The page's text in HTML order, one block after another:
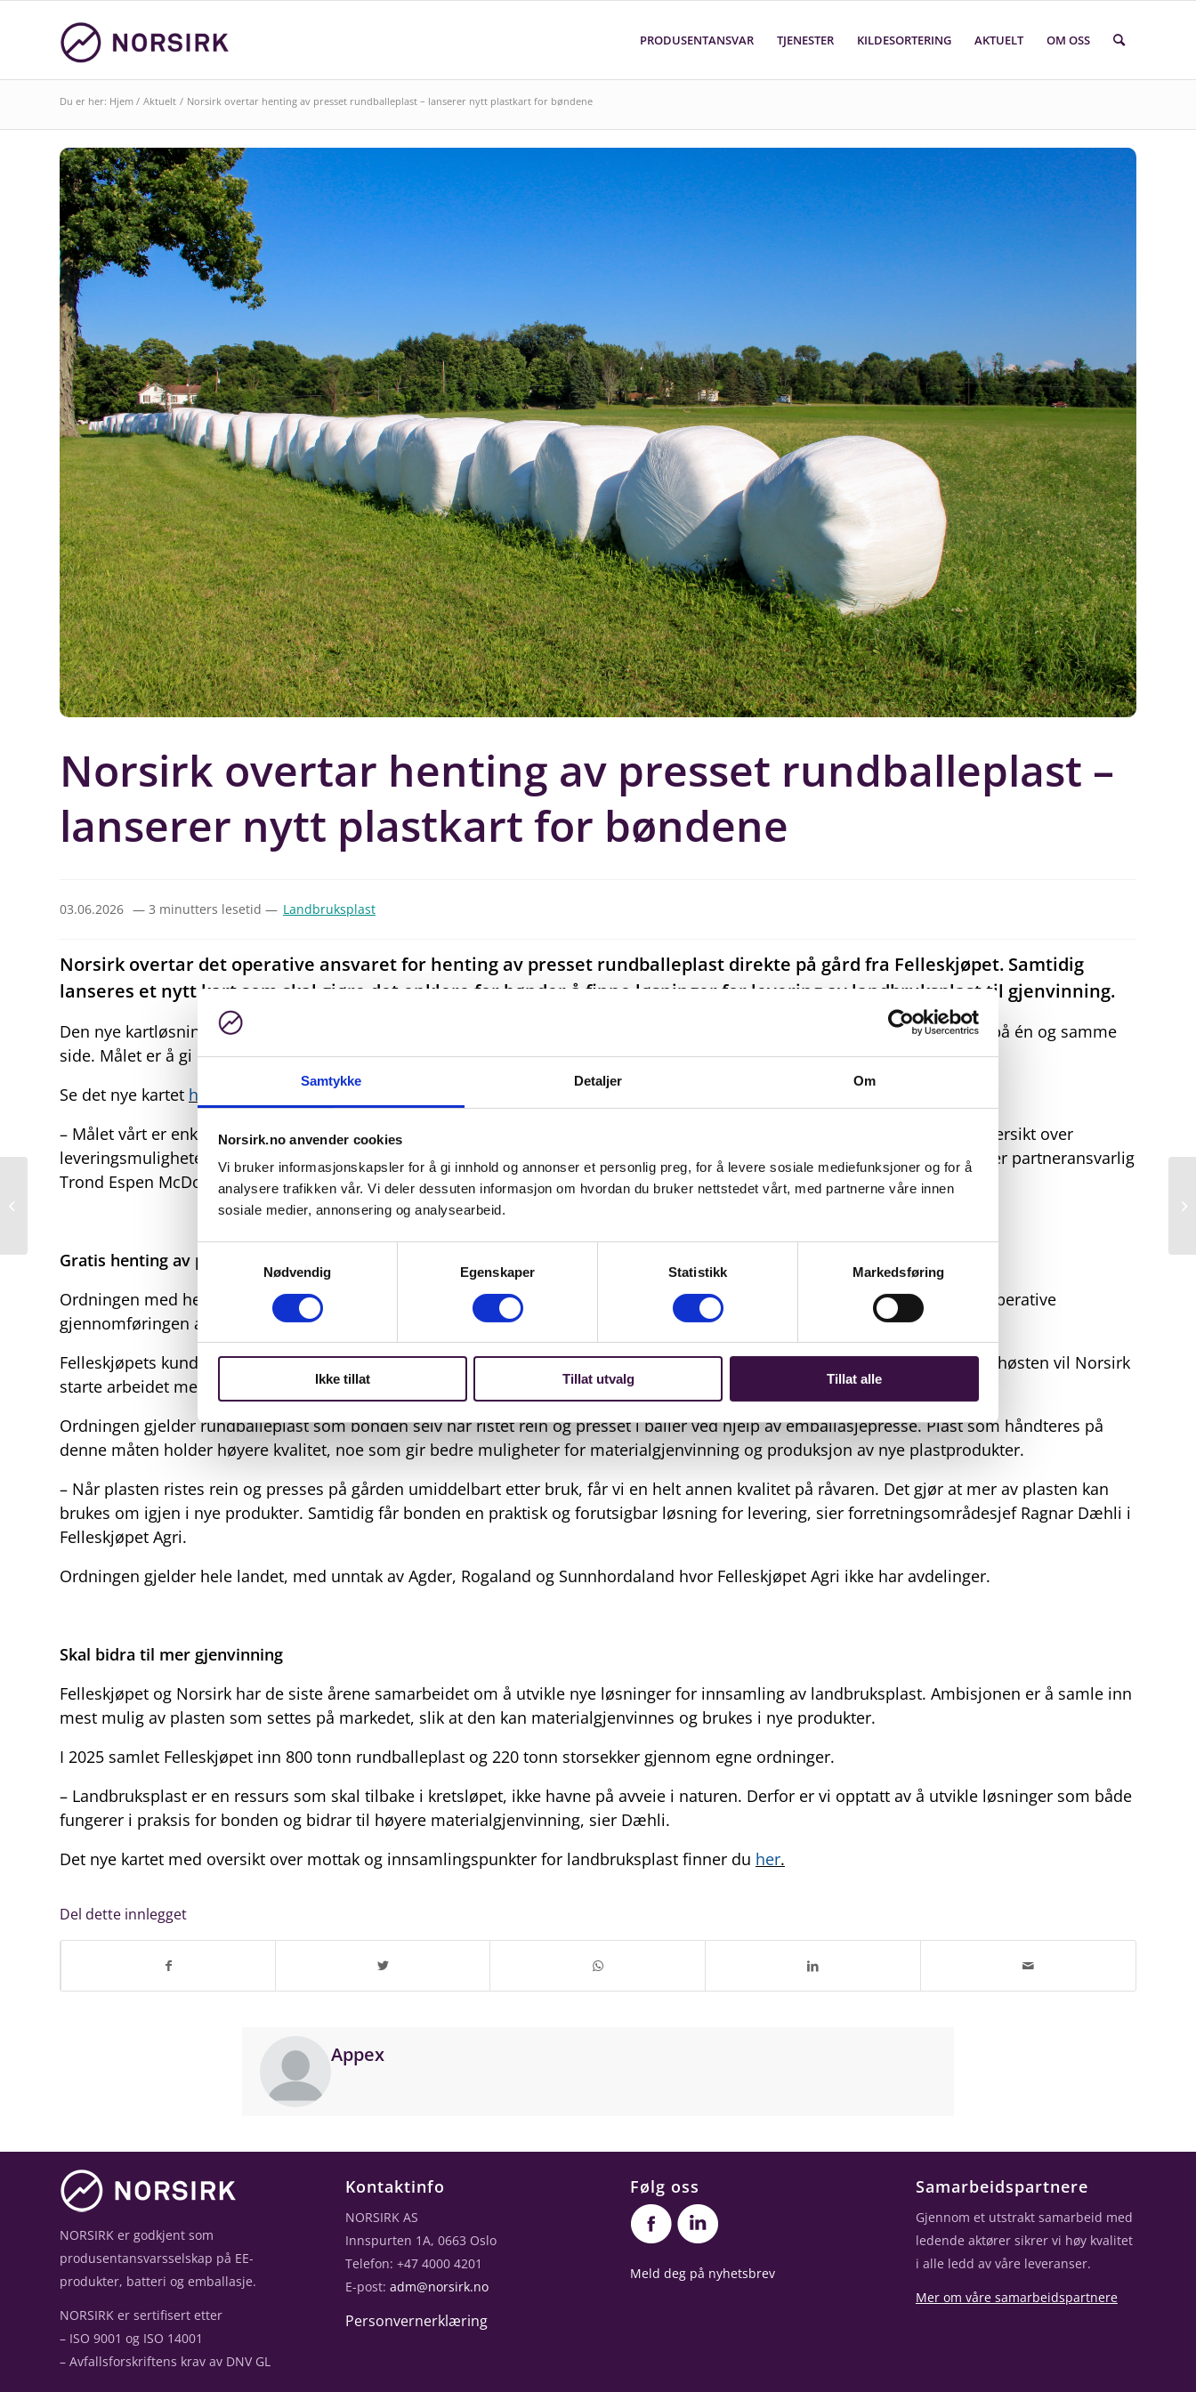
Samtykke Detaljer Om
Norsirk.no anvender cookies
Vi bruker informasjonskapsler for å gi innhold og annonser et personlig preg, for å levere sosiale mediefunksjoner og for å
analysere trafikken vår. Vi deler dessuten informasjon om hvordan du bruker nettstedet vårt, med partnerne våre innen
sosiale medier, annonsering og analysearbeid.
Nødvendig
Egenskaper Statistikk Markedsføring
Ikke tillat Tillat utvalg Tillat alle
PRODUSENTANSVAR TJENESTER KILDESORTERING AKTUELT OM OSS
Søk i faktasider
Du er her: Hjem / Aktuelt / Norsirk overtar henting av presset rundballeplast – lanserer nytt plastkart for bøndene
Norsirk overtar henting av presset rundballeplast –
lanserer nytt plastkart for bøndene
03.06.2026 — 3 minutters lesetid — Landbruksplast
Norsirk overtar det operative ansvaret for henting av presset rundballeplast direkte på gård fra Felleskjøpet. Samtidig
lanseres et nytt kart som skal gjøre det enklere for bønder å finne løsninger for levering av landbruksplast til gjenvinning.
Den nye kartløsningen samler oversikt over lokale mottak, mobile innsamlingsdager og andre tilgjengelige leveringspunkter på én og samme
side. Målet er å gi bonden en enklere og mer oversiktlig hverdag når ulike typer landbruksplast skal leveres inn.
Se det nye kartet her
– Målet vårt er enkelt: Det skal være lett for bonden å gjøre rett. Med det nye kartet får næringen for første gang en samlet oversikt over
leveringsmuligheter for ulike plastfraksjoner, enten det gjelder rundballeplast, storsekker eller andre typer landbruksplast, sier partneransvarlig
Trond Espen McDonald Bygland i Norsirk.
Gratis henting av presset rundballeplast
Ordningen med henting av presset rundballeplast på gård videreføres i 2026, men det er nå Norsirk som får ansvar for den operative
gjennomføringen av hentingen.
Felleskjøpets kunder har denne våren blitt invitert til å melde inn presset rundballeplast for henting. Framover sommeren og høsten vil Norsirk
starte arbeidet med å hente inn plasten ute på gårdene.
Ordningen gjelder rundballeplast som bonden selv har ristet rein og presset i baller ved hjelp av emballasjepresse. Plast som håndteres på
denne måten holder høyere kvalitet, noe som gir bedre muligheter for materialgjenvinning og produksjon av nye plastprodukter.
– Når plasten ristes rein og presses på gården umiddelbart etter bruk, får vi en helt annen kvalitet på råvaren. Det gjør at mer av plasten kan
brukes om igjen i nye produkter. Samtidig får bonden en praktisk og forutsigbar løsning for levering, sier forretningsområdesjef Ragnar Dæhli i
Felleskjøpet Agri.
Ordningen gjelder hele landet, med unntak av Agder, Rogaland og Sunnhordaland hvor Felleskjøpet Agri ikke har avdelinger.
Skal bidra til mer gjenvinning
Felleskjøpet og Norsirk har de siste årene samarbeidet om å utvikle nye løsninger for innsamling av landbruksplast. Ambisjonen er å samle inn
mest mulig av plasten som settes på markedet, slik at den kan materialgjenvinnes og brukes i nye produkter.
I 2025 samlet Felleskjøpet inn 800 tonn rundballeplast og 220 tonn storsekker gjennom egne ordninger.
– Landbruksplast er en ressurs som skal tilbake i kretsløpet, ikke havne på avveie i naturen. Derfor er vi opptatt av å utvikle løsninger som både
fungerer i praksis for bonden og bidrar til høyere materialgjenvinning, sier Dæhli.
Det nye kartet med oversikt over mottak og innsamlingspunkter for landbruksplast finner du her.
Del dette innlegget
Appex
NORSIRK er godkjent som
produsentansvarsselskap på EE-
produkter, batteri og emballasje.
NORSIRK er sertifisert etter
– ISO 9001 og ISO 14001
– Avfallsforskriftens krav av DNV GL
Kontaktinfo
NORSIRK AS
Innspurten 1A, 0663 Oslo
Telefon: +47 4000 4201
E-post: adm@norsirk.no
Personvernerklæring
Følg oss
Meld deg på nyhetsbrev
Samarbeidspartnere
Gjennom et utstrakt samarbeid med
ledende aktører sikrer vi høy kvalitet
i alle ledd av våre leveranser.
Mer om våre samarbeidspartnere